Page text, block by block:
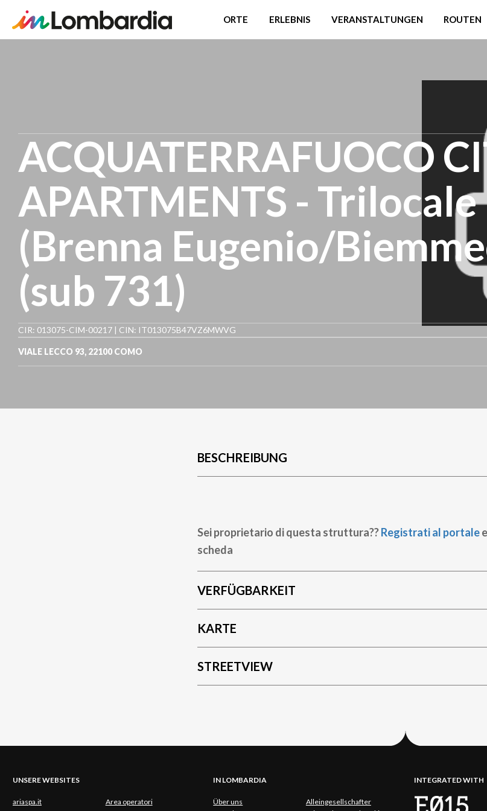
ORTE ERLEBNIS VERANSTALTUNGEN ROUTEN
ACQUATERRAFUOCO
APARTMENTS - Trilocale
(Brenna Eugenio/
(sub 731)
CIR: 013075-CIM-00217 | CIN: IT013075B47VZ6MWVG
VIALE LECCO 93, 22100 COMO
BESCHREIBUNG
Sei proprietario di questa struttura??Registrati al portale
scheda
VERFÜGBARKEIT
KARTE
STREETVIEW
UNSERE WEBSITES
ariaspa.it Area operatori
IN LOMBARDIA
Über uns
Alleingesellschafter
INTEGRATED WITH